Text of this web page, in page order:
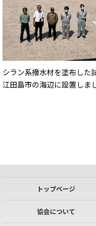
シラン系撥水材を塗布した
江田島市の海辺に設置しま
トップページ
協会について